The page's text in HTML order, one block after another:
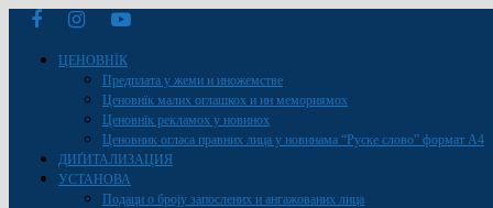
ЦЕНОВНЇК
Предплата у жеми и иножемстве
Ценовнїк малих оглашкох и ин мемориямох
Ценовнїк рекламох у новинох
Ценовник огласа правних лица у новинама “Руске слово” формат A4
ДИҐИТАЛИЗАЦИЯ
УСТАНОВА
Подаци о броју запослених и ангажованих лица